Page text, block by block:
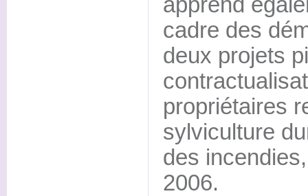
cadre des
deux projets
propriétaires
sylviculture
des
2006.